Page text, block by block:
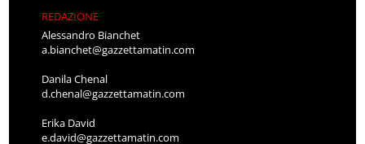
REDAZIONE
Alessandro Bianchet
a.bianchet@gazzettamatin.com
Danila Chenal
d.chenal@gazzettamatin.com
Erika David
e.david@gazzettamatin.com